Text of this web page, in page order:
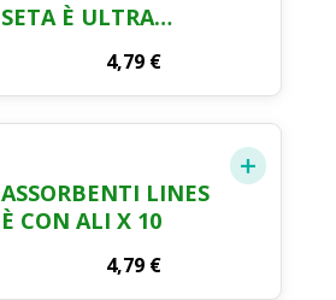
SETA È ULTRA
4,79 €
ASSORBENTI LINES
È CON ALI X 10
4,79 €